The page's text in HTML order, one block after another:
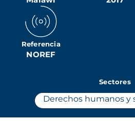
Referencia
NOREF
Sectores
Derechos humanos y